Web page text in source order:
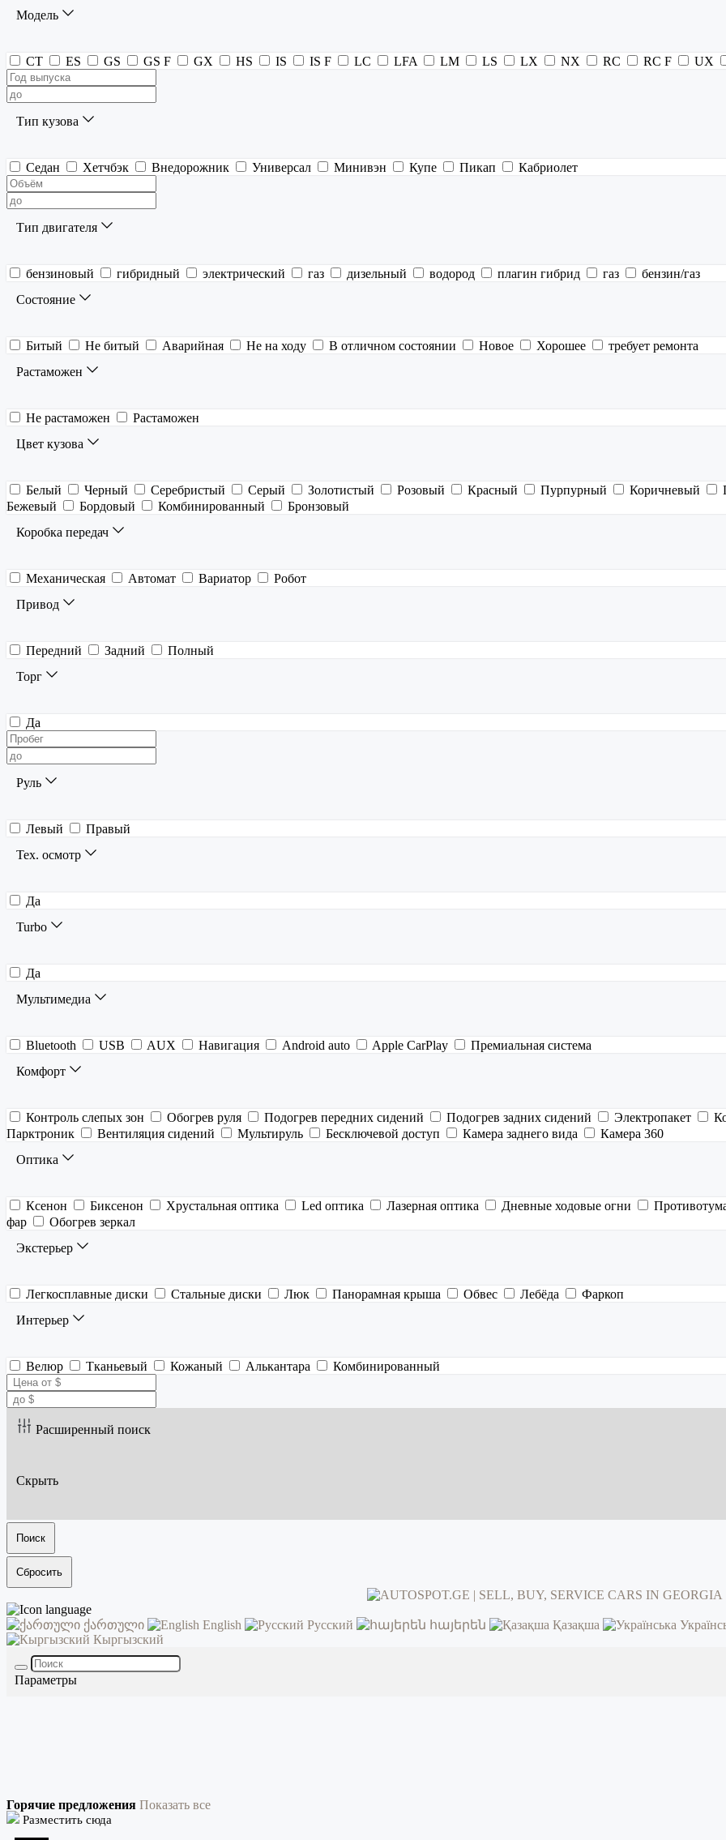
Модель
CT ES GS GS F GX HS IS IS F LC LFA LM LS LX NX RC RC F UX
Тип кузова
Седан Хетчбэк Внедорожник Универсал Минивэн Купе Пикап Кабриолет
Тип двигателя
бензиновый гибридный электрический газ дизельный водород плагин гибрид газ
бензин/газ
Состояние
Битый Не битый Аварийная Не на ходу В отличном состоянии Новое Хорошее
требует ремонта
Растаможен
Не растаможен
Растаможен
Цвет кузова
Белый Черный Серебристый Серый Золотистый Розовый Красный Пурпурный Коричневый
Бежевый
Бордовый Комбинированный
Бронзовый
Коробка передач
Механическая Автомат Вариатор
Робот
Привод
Передний Задний
Полный
Торг
Да
Руль
Левый
Правый
Тех. осмотр
Да
Turbo
Да
Мультимедиа
Bluetooth USB AUX Навигация Android auto Apple CarPlay
Премиальная система
Комфорт
Контроль слепых зон Обогрев руля Подогрев передних сидений Подогрев задних сидений Электропакет
Парктроник
Вентиляция сидений Мультируль Бесключевой доступ Камера заднего вида
Камера 360
Оптика
Ксенон Биксенон Хрустальная оптика Led оптика Лазерная оптика Дневные ходовые огни
фар
Обогрев зеркал
Экстерьер
Легкосплавные диски Стальные диски Люк Панорамная крыша Обвес Лебёда
Фаркоп
Интерьер
Велюр Тканьевый Кожаный Алькантара Комбинированный
Расширенный поиск
Скрыть
Поиск
Сбросить
ქართული English Русский հայերեն Қазақша
Кыргызский
Параметры
Горячие предложения Показать все
Разместить сюда